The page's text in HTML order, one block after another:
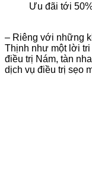
Ưu đãi tới
– Riêng với những
Thịnh như một lời tri
điều trị Nám, tàn
dịch vụ điều trị sẹo